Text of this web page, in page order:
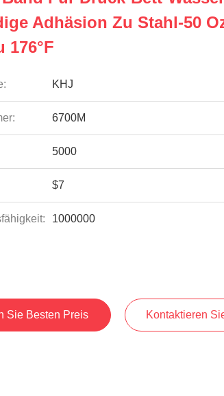
Adhäsion Zu Stahl-50
176°F
KHJ
6700M
5000
$7
1000000
Sie Besten Preis Kontaktieren